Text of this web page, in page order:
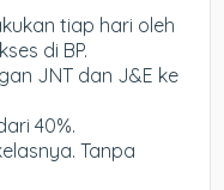
tiap hari oleh
di BP.
JNT dan J&E ke
40%.
Tanpa